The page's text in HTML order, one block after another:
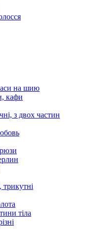
на шию
кафи
з двох частин
трикутні
тіла